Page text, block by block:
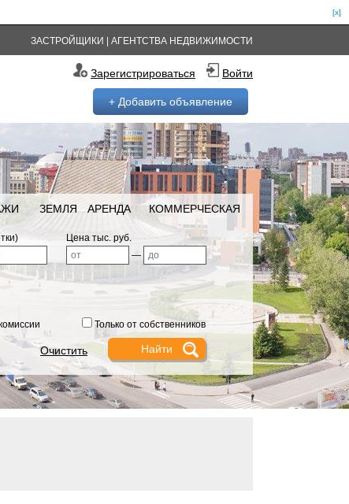
[x]
ЗАСТРОЙЩИКИ АГЕНТСТВА НЕДВИЖИМОСТИ
Зарегистрироваться Войти
+ Добавить объявление
ЗЕМЛЯ АРЕНДА КОММЕРЧЕСКАЯ
Цена тыс. руб.
—
Только от собственников
Очистить